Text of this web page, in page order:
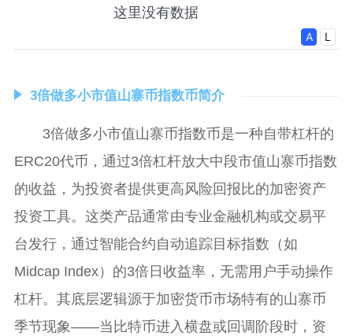
3倍做多小市值山寨币指数币简介
3倍做多小市值山寨币指数币是一种自带杠杆的
ERC20代币，通过3倍杠杆放大中段市值山寨币指数
的收益，为投资者提供更高风险回报比的加密资产
投资工具。这类产品通常由专业金融机构或交易平
台发行，通过智能合约自动追踪目标指数（如
Midcap Index）的3倍日收益率，无需用户手动操作
杠杆。其底层逻辑源于加密货币市场特有的山寨币
季节现象——当比特币进入横盘或回调阶段时，资